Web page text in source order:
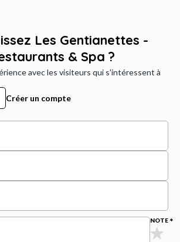
Les Gentianettes -
& Spa ?
avec les visiteurs qui s'intéressent à
Créer un compte
NOTE